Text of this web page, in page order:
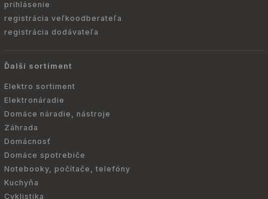
prihlásenie
registrácia veľkoodberateľa
registrácia dodávateľa
Ďalší sortiment
Elektro sortiment
Elektronáradie
Domáce náradie, nástroje
Záhrada
Domácnosť
Domáce spotrebiče
Notebooky, počítače, telefóny
Kuchyňa
Cyklistika